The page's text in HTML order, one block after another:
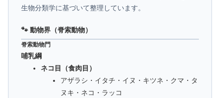
生物分類学に基づいて整理しています。
🐾 動物界（脊索動物）
脊索動物門
哺乳綱
ネコ目（食肉目）
アザラシ・イタチ・イヌ・キツネ・クマ・タ
ヌキ・ネコ・ラッコ